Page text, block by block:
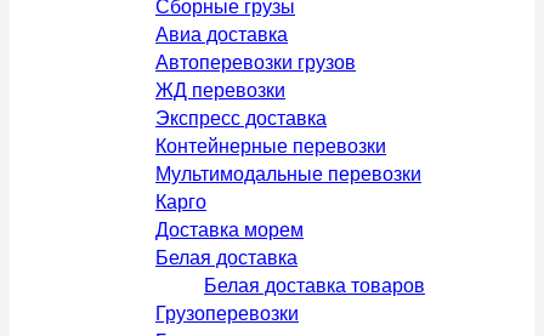
Авиа доставка
Автоперевозки грузов
ЖД перевозки
Экспресс доставка
Контейнерные перевозки
Мультимодальные перевозки
Карго
Доставка морем
Белая доставка
Белая доставка товаров
Грузоперевозки